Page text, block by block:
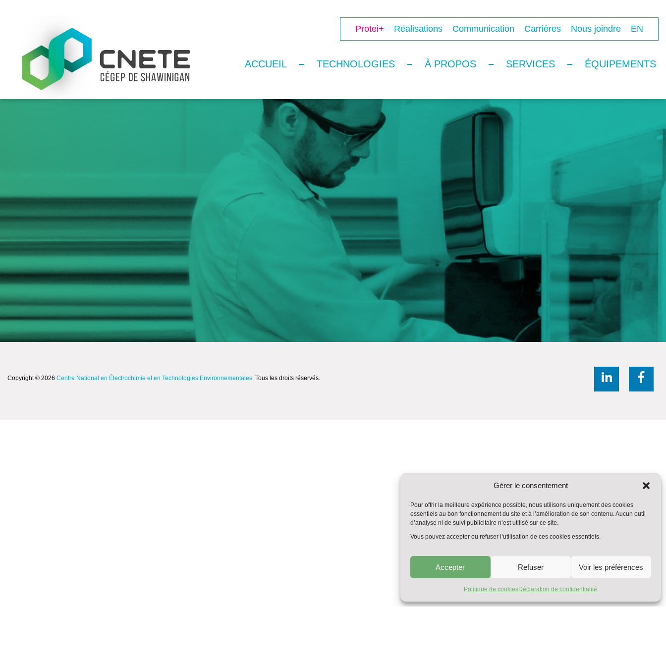
Gérer le consentement
Pour offrir la meilleure expérience possible, nous utilisons uniquement des cookies
essentiels au bon fonctionnement du site et à l’amélioration de son contenu. Aucun outil
d’analyse ni de suivi publicitaire n’est utilisé sur ce site.
Vous pouvez accepter ou refuser l’utilisation de ces cookies essentiels.
Accepter Refuser Voir les préférences
Politique de cookiesDéclaration de confidentialité
Protei+ Réalisations Communication Carrières Nous joindre EN
ACCUEIL TECHNOLOGIES À PROPOS SERVICES ÉQUIPEMENTS
Copyright © 2026 Centre National en Électrochimie et en Technologies Environnementales . Tous les droits réservés.